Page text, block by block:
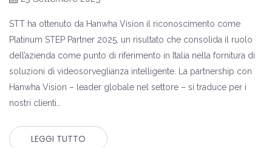
STT ha ottenuto da Hanwha Vision il riconoscimento come
Platinum STEP Partner 2025, un risultato che consolida il ruolo
dell’azienda come punto di riferimento in Italia nella fornitura di
soluzioni di videosorveglianza intelligente. La partnership con
Hanwha Vision – leader globale nel settore – si traduce per i
nostri clienti…
LEGGI TUTTO